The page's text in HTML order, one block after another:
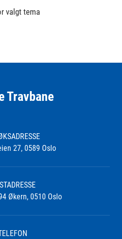
valgt tema
Travbane
27, 0589 Oslo
Økern, 0510 Oslo